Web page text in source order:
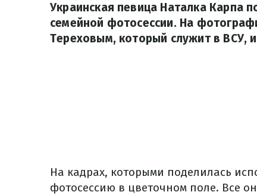
Украинская певица Наталка Карпа
семейной фотосессии. На
Тереховым, который служит в ВСУ,
На кадрах, которыми поделилась
фотосессию в цветочном поле. Все